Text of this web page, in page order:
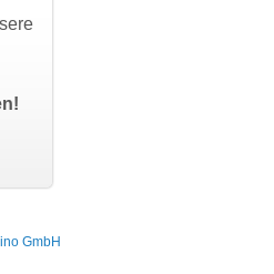
"Vielen Dank für den
GmbH